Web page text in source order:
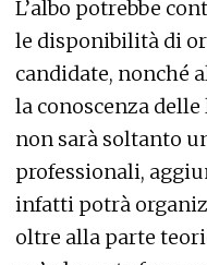
L’albo potrebbe
le disponibilità di
candidate, nonché
la conoscenza
non sarà soltanto
professionali,
infatti potrà
oltre alla parte